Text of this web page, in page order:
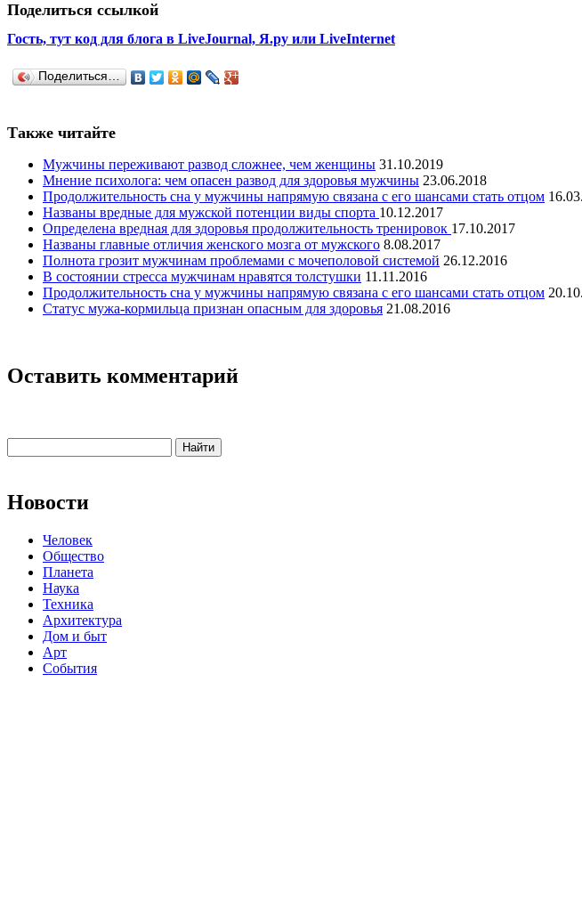
Поделиться ссылкой
Гость, тут код для блога в LiveJournal, Я.ру или LiveInternet
Поделиться…
Также читайте
Мужчины переживают развод сложнее, чем женщины 31.10.2019
Мнение психолога: чем опасен развод для здоровья мужчины 23.06.2018
Продолжительность сна у мужчины напрямую связана с его шансами стать отцом
Названы вредные для мужской потенции виды спорта 10.12.2017
Определена вредная для здоровья продолжительность тренировок 17.10.2017
Названы главные отличия женского мозга от мужского 8.08.2017
Полнота грозит мужчинам проблемами с мочеполовой системой 26.12.2016
В состоянии стресса мужчинам нравятся толстушки 11.11.2016
Продолжительность сна у мужчины напрямую связана с его шансами стать отцом
Статус мужа-кормильца признан опасным для здоровья 21.08.2016
Оставить комментарий
Новости
Человек
Общество
Планета
Наука
Техника
Архитектура
Дом и быт
Арт
События